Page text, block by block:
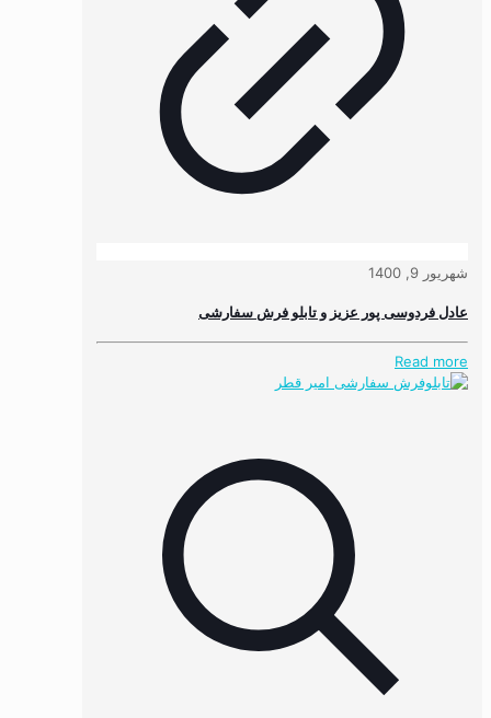
شهریور 9, 1400
عادل فردوسی پور عزیز و تابلو فرش سفارشی
Read more